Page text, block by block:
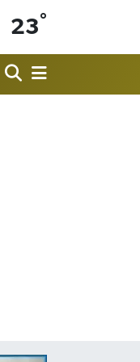
23°